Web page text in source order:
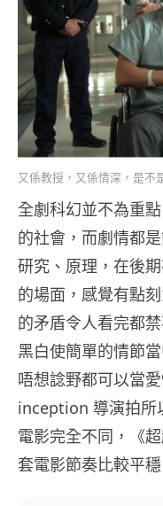
又係教授，又係情深，是不
全劇科幻並不為重
的社會，而劇情都
研究、原理，在後
的場面，感覺有點
的矛盾令人看完都
黑白使簡單的情節
唔想諗野都可以當
inception 導演拍所
電影完全不同，《
套電影節奏比較平穩